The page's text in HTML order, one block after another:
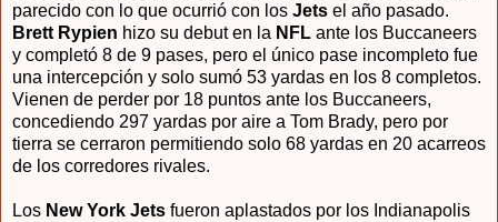
parecido con lo que ocurrió con los Jets el año pasado.
Brett Rypien hizo su debut en la NFL ante los Buccaneers
y completó 8 de 9 pases, pero el único pase incompleto fue
una intercepción y solo sumó 53 yardas en los 8 completos.
Vienen de perder por 18 puntos ante los Buccaneers,
concediendo 297 yardas por aire a Tom Brady, pero por
tierra se cerraron permitiendo solo 68 yardas en 20 acarreos
de los corredores rivales.
Los New York Jets fueron aplastados por los Indianapolis